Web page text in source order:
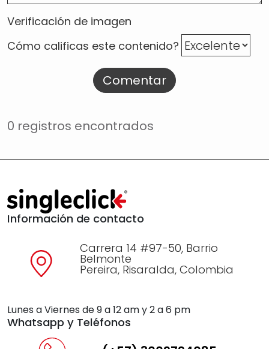
Verificación de imagen
Cómo calificas este contenido?
Comentar
0 registros encontrados
Información de contacto
Carrera 14 #97-50, Barrio
Belmonte
Pereira, Risaralda, Colombia
Lunes a Viernes de 9 a 12 am y 2 a 6 pm
Whatsapp y Teléfonos